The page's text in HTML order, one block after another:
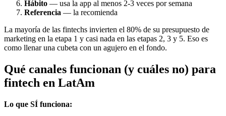
Hábito — usa la app al menos 2-3 veces por semana
Referencia — la recomienda
La mayoría de las fintechs invierten el 80% de su presupuesto de
marketing en la etapa 1 y casi nada en las etapas 2, 3 y 5. Eso es
como llenar una cubeta con un agujero en el fondo.
Qué canales funcionan (y cuáles no) para
fintech en LatAm
Lo que SÍ funciona: